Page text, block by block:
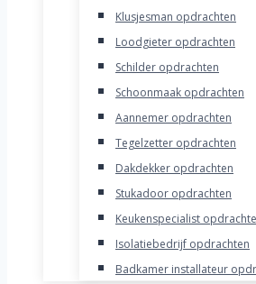
Klusjesman opdrachten
Loodgieter opdrachten
Schilder opdrachten
Schoonmaak opdrachten
Aannemer opdrachten
Tegelzetter opdrachten
Dakdekker opdrachten
Stukadoor opdrachten
Keukenspecialist
Isolatiebedrijf opdrachten
Badkamer installateur